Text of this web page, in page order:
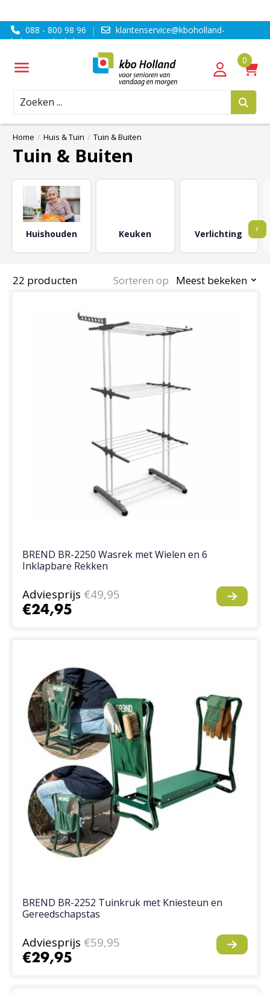
088 - 800 98 96 |
klantenservice@kboholland-
ledenvoordeel.nl
Zoeken
Home / Huis & Tuin / Tuin & Buiten
Tuin & Buiten
Huishouden Keuken Verlichting ›
22 producten Sorteren op Meest bekeken
BREND BR-2250 Wasrek met Wielen en 6
Inklapbare Rekken
Adviesprijs €49,95
€24,95
BREND BR-2252 Tuinkruk met Kniesteun en
Gereedschapstas
Adviesprijs €59,95
€29,95